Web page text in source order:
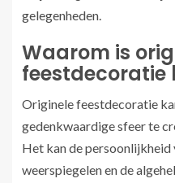
gelegenheden.
Waarom is
feestdecoratie
Originele feestdecoratie
gedenkwaardige sfeer te
Het kan de
weerspiegelen en de